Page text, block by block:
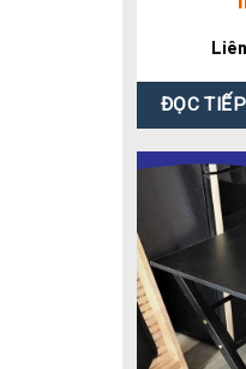
ĐỌC TIẾP